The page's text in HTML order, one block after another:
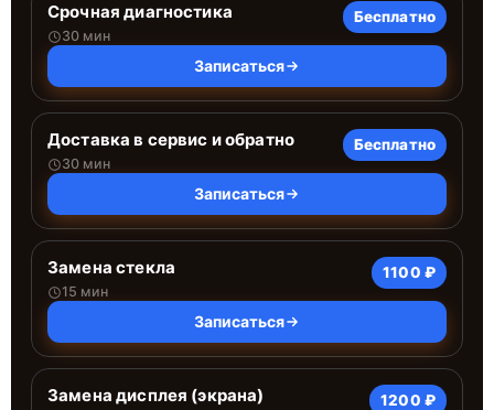
Срочная диагностика
30 мин
Бесплатно
Записаться
Доставка в сервис и обратно
30 мин
Бесплатно
Записаться
Замена стекла
15 мин
1100 ₽
Записаться
Замена дисплея (экрана) 1200 ₽